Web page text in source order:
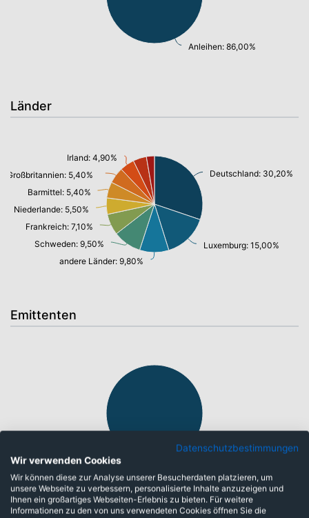
Anleihen: 86,00%
Länder
Deutschland: 30,20%
Luxemburg: 15,00%
andere Länder: 9,80%
Schweden: 9,50%
Frankreich: 7,10%
Niederlande: 5,50%
Barmittel: 5,40%
Großbritannien: 5,40%
Irland: 4,90%
Emittenten
Datenschutzbestimmungen
Wir verwenden Cookies
Wir können diese zur Analyse unserer Besucherdaten platzieren, um
unsere Webseite zu verbessern, personalisierte Inhalte anzuzeigen und
Ihnen ein großartiges Webseiten-Erlebnis zu bieten. Für weitere
Informationen zu den von uns verwendeten Cookies öffnen Sie die